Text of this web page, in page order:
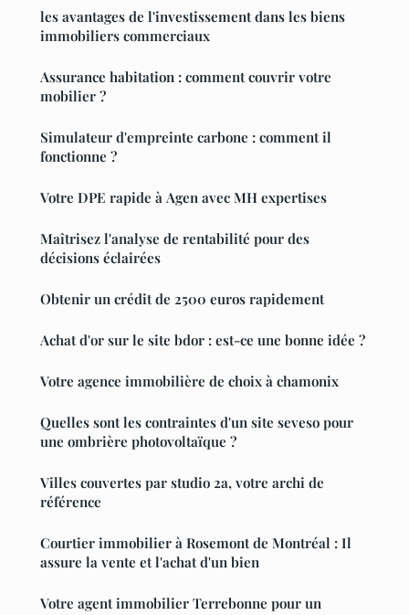
les avantages de l'investissement dans les biens
immobiliers commerciaux
Assurance habitation : comment couvrir votre
mobilier ?
Simulateur d'empreinte carbone : comment il
fonctionne ?
Votre DPE rapide à Agen avec MH expertises
Maîtrisez l'analyse de rentabilité pour des
décisions éclairées
Obtenir un crédit de 2500 euros rapidement
Achat d'or sur le site bdor : est-ce une bonne idée ?
Votre agence immobilière de choix à chamonix
Quelles sont les contraintes d'un site seveso pour
une ombrière photovoltaïque ?
Villes couvertes par studio 2a, votre archi de
référence
Courtier immobilier à Rosemont de Montréal : Il
assure la vente et l'achat d'un bien
Votre agent immobilier Terrebonne pour un